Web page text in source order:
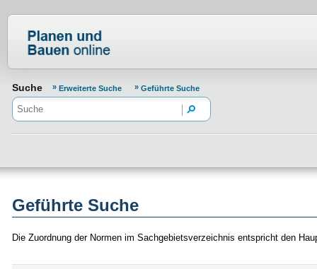
Suche Erweiterte Suche Geführte Suche
Geführte Suche
Die Zuordnung der Normen im Sachgebietsverzeichnis entspricht den